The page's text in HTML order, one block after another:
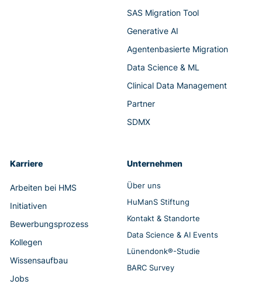
SAS Migration Tool
Generative AI
Agentenbasierte Migration
Data Science & ML
Clinical Data Management
Partner
SDMX
Karriere
Arbeiten bei HMS
Initiativen
Bewerbungsprozess
Kollegen
Wissensaufbau
Jobs
Unternehmen
Über uns
HuManS Stiftung
Kontakt & Standorte
Data Science & AI Events
Lünendonk®-Studie
BARC Survey